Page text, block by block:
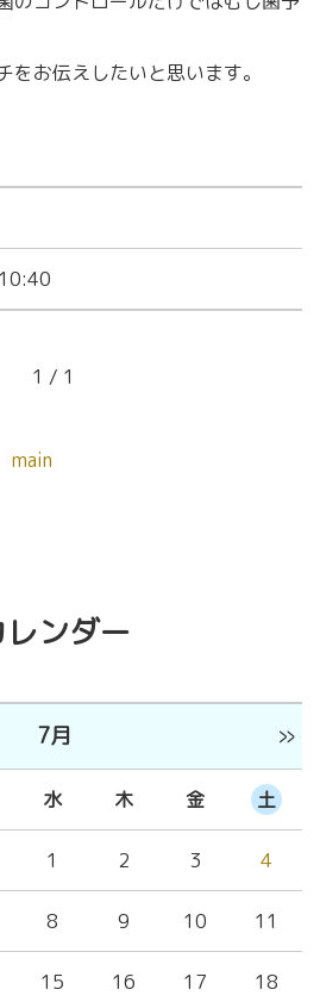
をお伝えしたいと思います。
1 / 1
main
レンダー
7月 »
水 木 金 土
1 2 3 4
8 9 10 11
15 16 17 18